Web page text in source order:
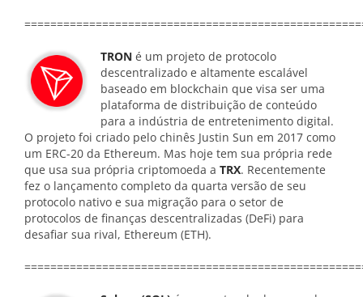
TRON é um projeto de protocolo
descentralizado e altamente escalável
baseado em blockchain que visa ser uma
plataforma de distribuição de conteúdo
para a indústria de entretenimento digital.
O projeto foi criado pelo chinês Justin Sun em 2017 como
um ERC-20 da Ethereum. Mas hoje tem sua própria rede
que usa sua própria criptomoeda a TRX. Recentemente
fez o lançamento completo da quarta versão de seu
protocolo nativo e sua migração para o setor de
protocolos de finanças descentralizadas (DeFi) para
desafiar sua rival, Ethereum (ETH).